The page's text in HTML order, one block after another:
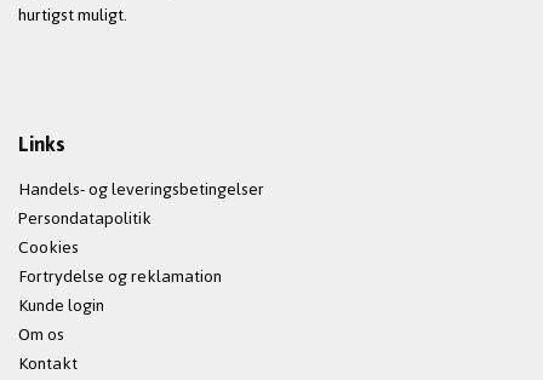
hurtigst muligt.
Links
Handels- og leveringsbetingelser
Persondatapolitik
Cookies
Fortrydelse og reklamation
Kunde login
Om os
Kontakt